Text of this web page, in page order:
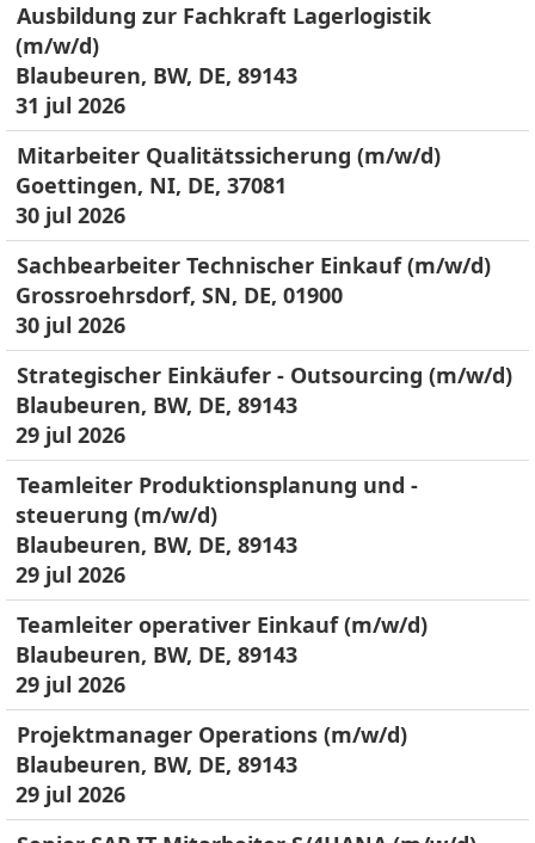
Ausbildung zur Fachkraft Lagerlogistik
(m/w/d)
Blaubeuren, BW, DE, 89143
31 jul 2026
Mitarbeiter Qualitätssicherung (m/w/d)
Goettingen, NI, DE, 37081
30 jul 2026
Sachbearbeiter Technischer Einkauf (m/w/d)
Grossroehrsdorf, SN, DE, 01900
30 jul 2026
Strategischer Einkäufer - Outsourcing (m/w/d)
Blaubeuren, BW, DE, 89143
29 jul 2026
Teamleiter Produktionsplanung und -
steuerung (m/w/d)
Blaubeuren, BW, DE, 89143
29 jul 2026
Teamleiter operativer Einkauf (m/w/d)
Blaubeuren, BW, DE, 89143
29 jul 2026
Projektmanager Operations (m/w/d)
Blaubeuren, BW, DE, 89143
29 jul 2026